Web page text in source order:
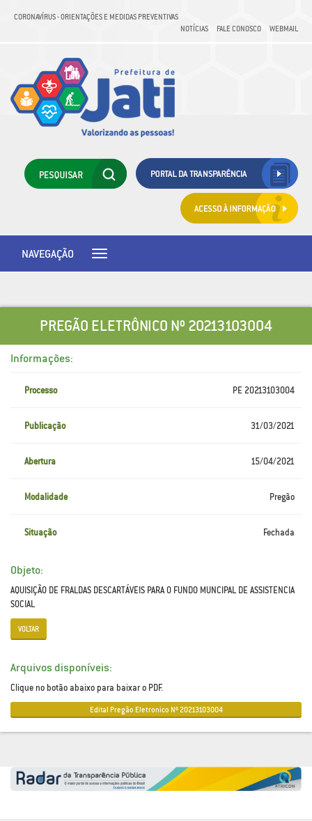
CORONAVÍRUS - ORIENTAÇÕES E MEDIDAS PREVENTIVAS
NOTÍCIAS
FALE CONOSCO WEBMAIL
Toggle
NAVEGAÇÃO
PREGÃO ELETRÔNICO Nº 20213103004
Informações:
Processo PE 20213103004
Publicação 31/03/2021
Abertura 15/04/2021
Modalidade Pregão
Situação Fechada
Objeto:
AQUISIÇÃO DE FRALDAS DESCARTÁVEIS PARA O FUNDO MUNCIPAL DE ASSISTENCIA
SOCIAL
VOLTAR
Arquivos disponíveis:
Clique no botão abaixo para baixar o PDF.
Edital Pregão Eletronico Nº 20213103004